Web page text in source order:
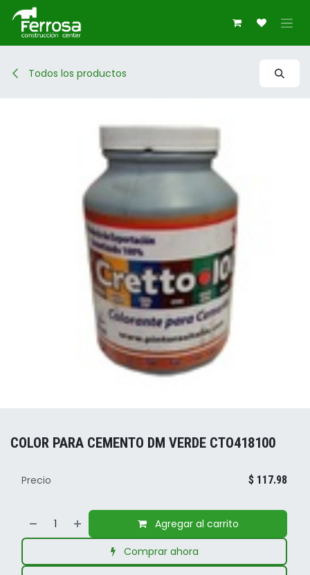
Ir al contenido
Todos los productos
COLOR PARA CEMENTO DM VERDE CTO418100
Agregar al carrito
Comprar ahora
Precio $ 117.98